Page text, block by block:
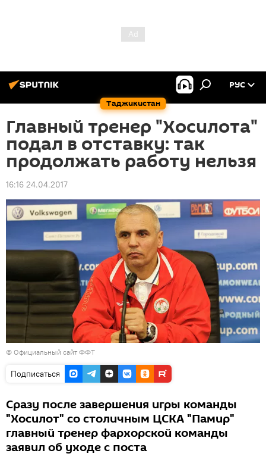
Таджикистан
РУС
Главный тренер "Хосилота"
подал в отставку: так
продолжать работу нельзя
16:16 24.04.2017
© Официальный сайт ФФТ
Подписаться
Сразу после завершения игры команды
"Хосилот" со столичным ЦСКА "Памир"
главный тренер фархорской команды
заявил об уходе с поста